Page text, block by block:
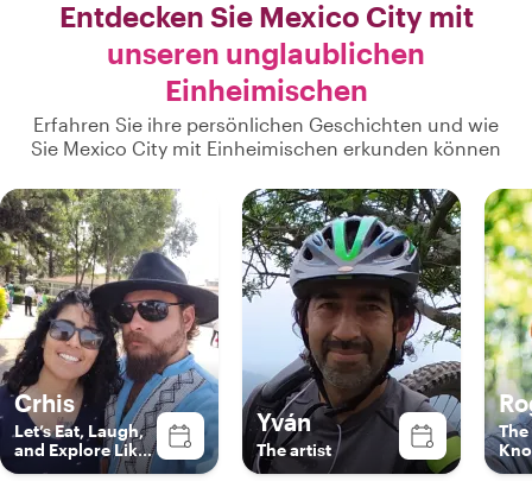
Entdecken Sie Mexico City mit
unseren unglaublichen
Einheimischen
Erfahren Sie ihre persönlichen Geschichten und wie
Sie Mexico City mit Einheimischen erkunden können
Crhis
Let’s Eat, Laugh,
and Explore Like
Locals
Yván
The artist
The